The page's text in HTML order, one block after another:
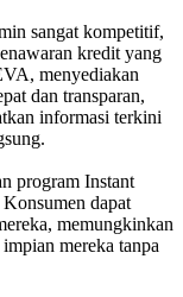
sangat kompetitif,
kredit yang
menyediakan
dan transparan,
informasi terkini
program Instant
dapat
memungkinkan
mereka tanpa